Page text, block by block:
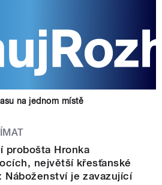
na jednom místě
probošta Hronka
největší křesťanské
Náboženství je zavazující